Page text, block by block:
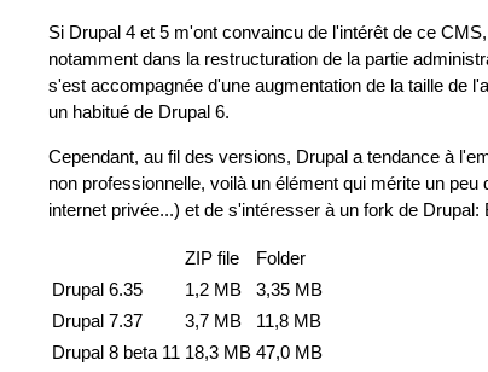
Si Drupal 4 et 5 m'ont convaincu de l'intérêt de ce
notamment dans la restructuration de la partie
s'est accompagnée d'une augmentation de la taille de
un habitué de Drupal 6.
Cependant, au fil des versions, Drupal a tendance à
non professionnelle, voilà un élément qui mérite un
internet privée...) et de s'intéresser à un fork de
ZIP file
Folder
Drupal 6.35
1,2 MB
3,35 MB
Drupal 7.37
3,7 MB
11,8 MB
Drupal 8 beta 11 18,3 MB 47,0 MB